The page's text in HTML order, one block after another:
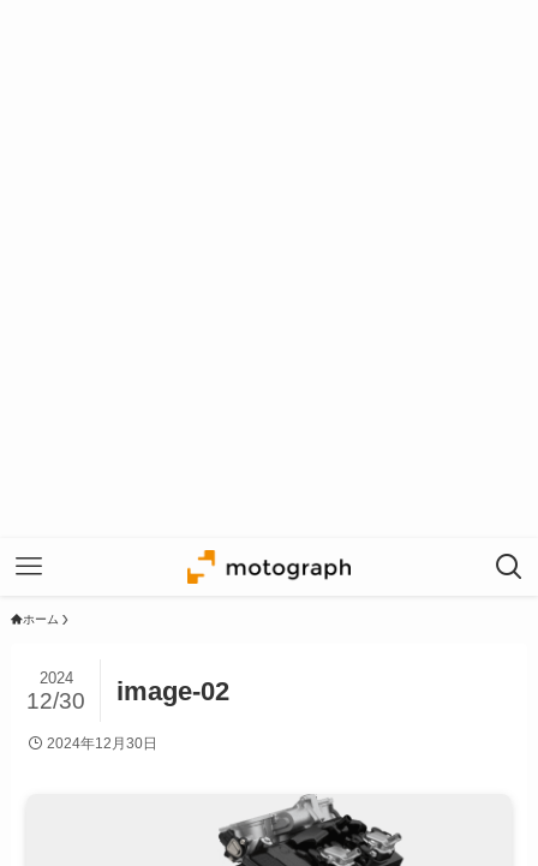
ホーム
image-02
2024
12/30
2024年12月30日